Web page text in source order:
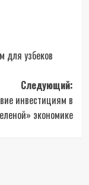
для узбеков
Следующий:
инвестициям в
экономике